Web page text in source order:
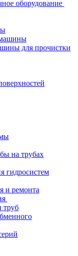
оборудование
для прочистки
на трубах
гидросистем
и ремонта
труб